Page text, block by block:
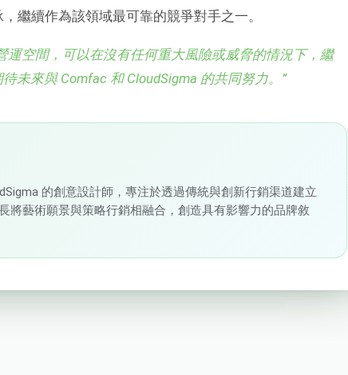
繼續作為該領域最可靠的競爭對手之一。
運空間，可以在沒有任何重大風險或威脅的情況下，繼
未來與 Comfac 和 CloudSigma 的共同努力。 ”
的創意設計師，專注於透過傳統與創新行銷渠道建立
將藝術願景與策略行銷相融合，創造具有影響力的品牌敘